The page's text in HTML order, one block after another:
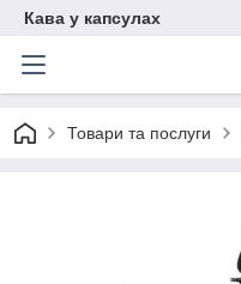
Кава у капсулах
Товари та послуги